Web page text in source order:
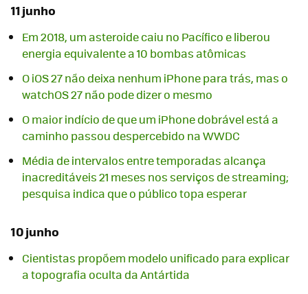
11 junho
Em 2018, um asteroide caiu no Pacífico e liberou
energia equivalente a 10 bombas atômicas
O iOS 27 não deixa nenhum iPhone para trás, mas o
watchOS 27 não pode dizer o mesmo
O maior indício de que um iPhone dobrável está a
caminho passou despercebido na WWDC
Média de intervalos entre temporadas alcança
inacreditáveis 21 meses nos serviços de streaming;
pesquisa indica que o público topa esperar
10 junho
Cientistas propõem modelo unificado para explicar
a topografia oculta da Antártida